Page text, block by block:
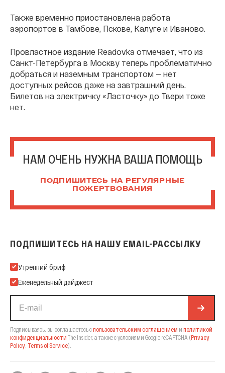
Также временно приостановлена работа
аэропортов в Тамбове, Пскове, Калуге и Иваново.
Провластное издание Readovka отмечает, что из
Санкт-Петербурга в Москву теперь проблематично
добраться и наземным транспортом — нет
доступных рейсов даже на завтрашний день.
Билетов на электричку «Ласточку» до Твери тоже
нет.
НАМ ОЧЕНЬ НУЖНА ВАША ПОМОЩЬ
ПОДПИШИТЕСЬ НА РЕГУЛЯРНЫЕ
ПОЖЕРТВОВАНИЯ
ПОДПИШИТЕСЬ НА НАШУ EMAIL-РАССЫЛКУ
Подпишитесь на нашу Email-рассылку
Утренний бриф
Еженедельный дайджест
Подписываясь, вы соглашаетесь спользовательским соглашением и политикой
конфиденциальности The Insider, а также с условиями Google reCAPTCHA (Privacy
Policy, Terms of Service).